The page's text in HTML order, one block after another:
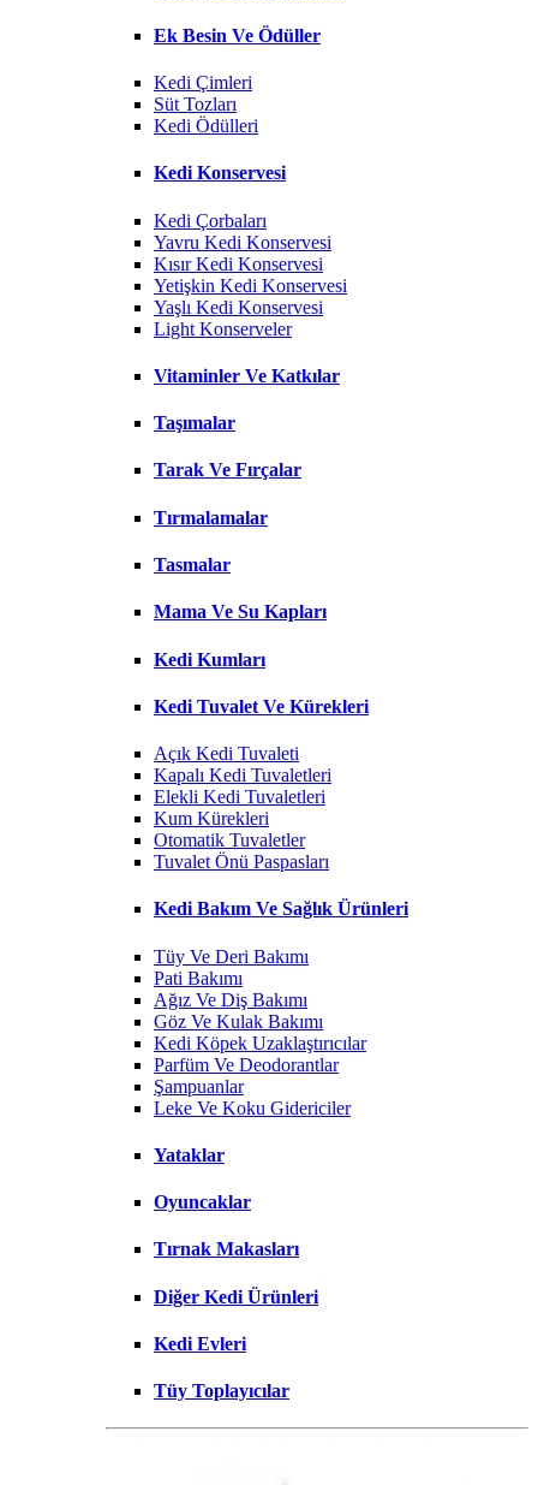
Ek Besin Ve Ödüller
Kedi Çimleri
Süt Tozları
Kedi Ödülleri
Kedi Konservesi
Kedi Çorbaları
Yavru Kedi Konservesi
Kısır Kedi Konservesi
Yetişkin Kedi Konservesi
Yaşlı Kedi Konservesi
Light Konserveler
Vitaminler Ve Katkılar
Taşımalar
Tarak Ve Fırçalar
Tırmalamalar
Tasmalar
Mama Ve Su Kapları
Kedi Kumları
Kedi Tuvalet Ve Kürekleri
Açık Kedi Tuvaleti
Kapalı Kedi Tuvaletleri
Elekli Kedi Tuvaletleri
Kum Kürekleri
Otomatik Tuvaletler
Tuvalet Önü Paspasları
Kedi Bakım Ve Sağlık Ürünleri
Tüy Ve Deri Bakımı
Pati Bakımı
Ağız Ve Diş Bakımı
Göz Ve Kulak Bakımı
Kedi Köpek Uzaklaştırıcılar
Parfüm Ve Deodorantlar
Şampuanlar
Leke Ve Koku Gidericiler
Yataklar
Oyuncaklar
Tırnak Makasları
Diğer Kedi Ürünleri
Kedi Evleri
Tüy Toplayıcılar